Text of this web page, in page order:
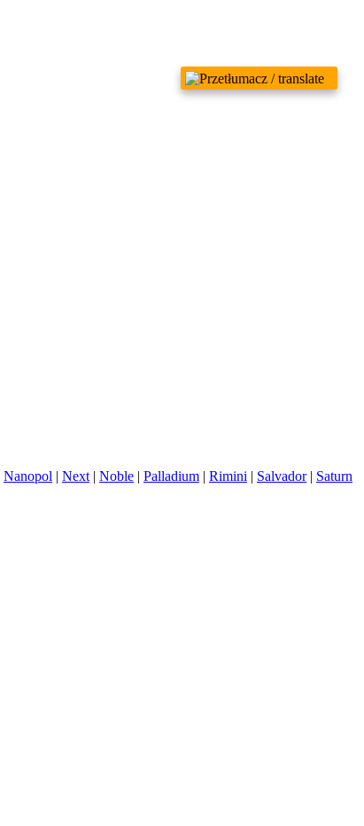
Nanopol | Next | Noble | Palladium | Rimini | Salvador| Saturn